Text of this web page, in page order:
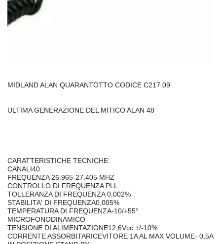
MIDLAND ALAN QUARANTOTTO CODICE C217.09
ULTIMA GENERAZIONE DEL MITICO ALAN 48
CARATTERISTICHE TECNICHE:
CANALI40
FREQUENZA 26.965-27.405 MHZ
CONTROLLO DI FREQUENZA PLL
TOLLERANZA DI FREQUENZA 0,002%
STABILITA' DI FREQUENZA0,005%
TEMPERATURA DI FREQUENZA-10/+55°
MICROFONODINAMICO
TENSIONE DI ALIMENTAZIONE12,6Vcc +/-10%
CORRENTE ASSORBITARICEVITORE 1A AL MAX VOLUME- 0,5A